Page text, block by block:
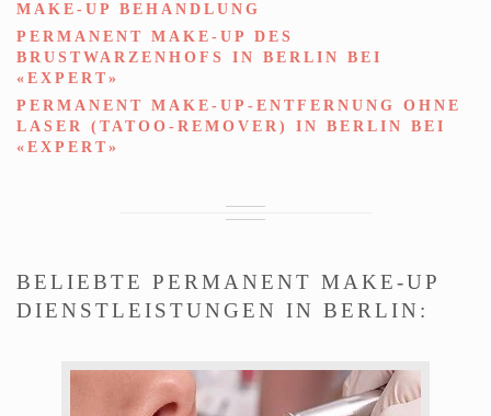
MAKE-UP BEHANDLUNG
PERMANENT MAKE-UP DES
BRUSTWARZENHOFS IN BERLIN BEI
«EXPERT»
PERMANENT MAKE-UP-ENTFERNUNG OHNE
LASER (TATOO-REMOVER) IN BERLIN BEI
«EXPERT»
BELIEBTE PERMANENT MAKE-UP
DIENSTLEISTUNGEN IN BERLIN: